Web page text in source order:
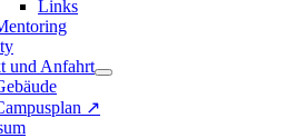
Links
und Anfahrt
↗